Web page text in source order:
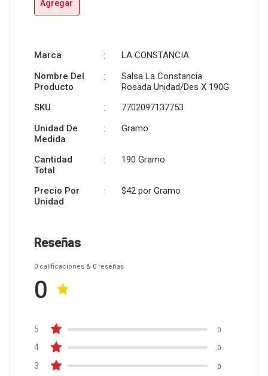
Agregar
Marca :
LA CONSTANCIA
Nombre Del
Producto
:
Salsa La Constancia
Rosada Unidad/Des X 190G
SKU
:
7702097137753
Unidad De
Medida
: Gramo
Cantidad
Total
: 190 Gramo
Precio Por
Unidad
: $42 por Gramo
Reseñas
0 calificaciones & 0 reseñas
0
5 0
4 0
3 0